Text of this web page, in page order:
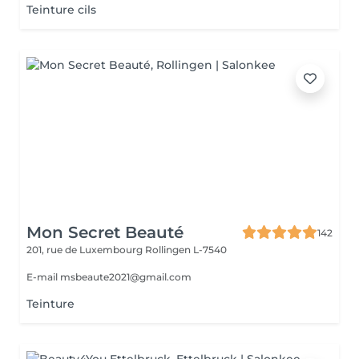
Teinture cils
Mon Secret Beauté
142
201, rue de Luxembourg Rollingen L-7540
E-mail msbeaute2021@gmail.com
Teinture